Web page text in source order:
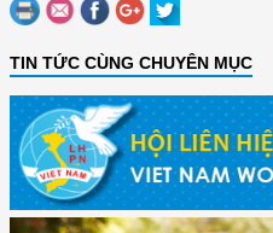
TIN TỨC CÙNG CHUYÊN MỤC